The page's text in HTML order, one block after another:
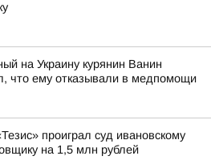
на Украину курянин Ванин
что ему отказывали в медпомощи
проиграл суд ивановскому
на 1,5 млн рублей